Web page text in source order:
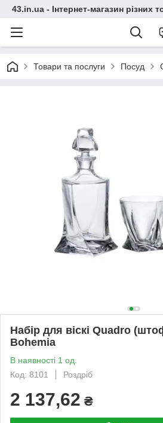
43.in.ua - Інтернет-магазин різних
Товари та послуги Посуд
Набір для віскі Quadro
Bohemia
В наявності 1 од.
Код: 8101
Роздріб
2 137,62 ₴